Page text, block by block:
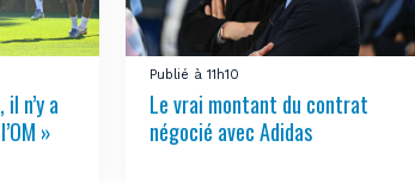
n’y a
»
Publié à 11h10
Le vrai montant du contrat
négocié avec Adidas